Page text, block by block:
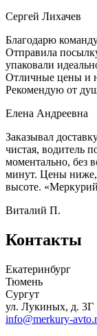
Сергей Лихачев
Благодарю
Отправила
упаковали
Отличные цены и
Рекомендую от
Елена Андреевна
Заказывал
чистая, водитель
моментально, без
минут. Цены ниже,
высоте.
Виталий П.
Контакты
Екатеринбург
Тюмень
Сургут
ул. Лукиных, д. 3Г
info@merkury-